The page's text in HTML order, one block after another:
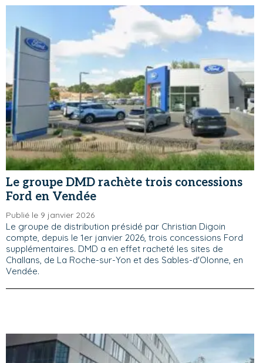
Le groupe DMD rachète trois concessions
Ford en Vendée
Publié le 9 janvier 2026
Le groupe de distribution présidé par Christian Digoin
compte, depuis le 1er janvier 2026, trois concessions Ford
supplémentaires. DMD a en effet racheté les sites de
Challans, de La Roche-sur-Yon et des Sables-d'Olonne, en
Vendée.